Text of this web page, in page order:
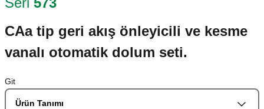
CAa tip geri akış önleyicili ve kesme
vanalı otomatik dolum seti.
Git
Ürün Tanımı